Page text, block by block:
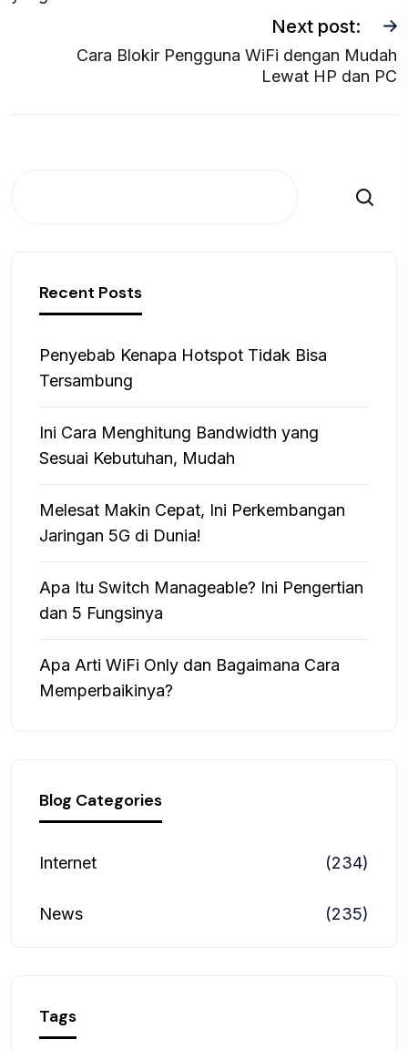
Next post:
Cara Blokir Pengguna WiFi dengan Mudah
Lewat HP dan PC
Search
Recent Posts
Penyebab Kenapa Hotspot Tidak Bisa
Tersambung
Ini Cara Menghitung Bandwidth yang
Sesuai Kebutuhan, Mudah
Melesat Makin Cepat, Ini Perkembangan
Jaringan 5G di Dunia!
Apa Itu Switch Manageable? Ini Pengertian
dan 5 Fungsinya
Apa Arti WiFi Only dan Bagaimana Cara
Memperbaikinya?
Blog Categories
Internet (234)
News (235)
Tags